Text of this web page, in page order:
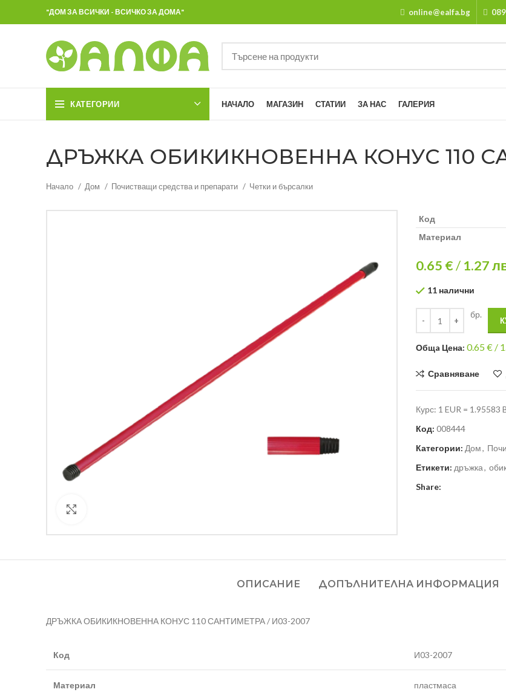
"ДОМ ЗА ВСИЧКИ - ВСИЧКО ЗА ДОМА" online@ealfa.bg
КАТЕГОРИИ НАЧАЛО МАГАЗИН СТАТИИ ЗА НАС ГАЛЕРИЯ
ДРЪЖКА ОБИКИКНОВЕННА КОНУС 110
Начало Дом Почистващи средства и препарати Четки и бърсалки
Код
Материал
0.65 €/ 1.27
11 налични
бр.
Общa Цена: 0.65€ /
Сравняване
Курс: 1 EUR = 1.95583
Код: 008444
Категории: Дом,
Етикети: дръжка,
Share:
ОПИСАНИЕ ДОПЪЛНИТЕЛНА ИНФОРМАЦИЯ
ДРЪЖКА ОБИКИКНОВЕННА КОНУС 110 САНТИМЕТРА / И03-2007
Код И03-2007
Материал пластмаса